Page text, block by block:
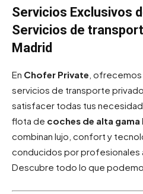
Servicios Exclusivos
Servicios de
Madrid
En Chofer Private ,
servicios de transporte
satisfacer todas tus
flota de coches de alta
combinan lujo, confort y
conducidos por profesionales
Descubre todo lo que